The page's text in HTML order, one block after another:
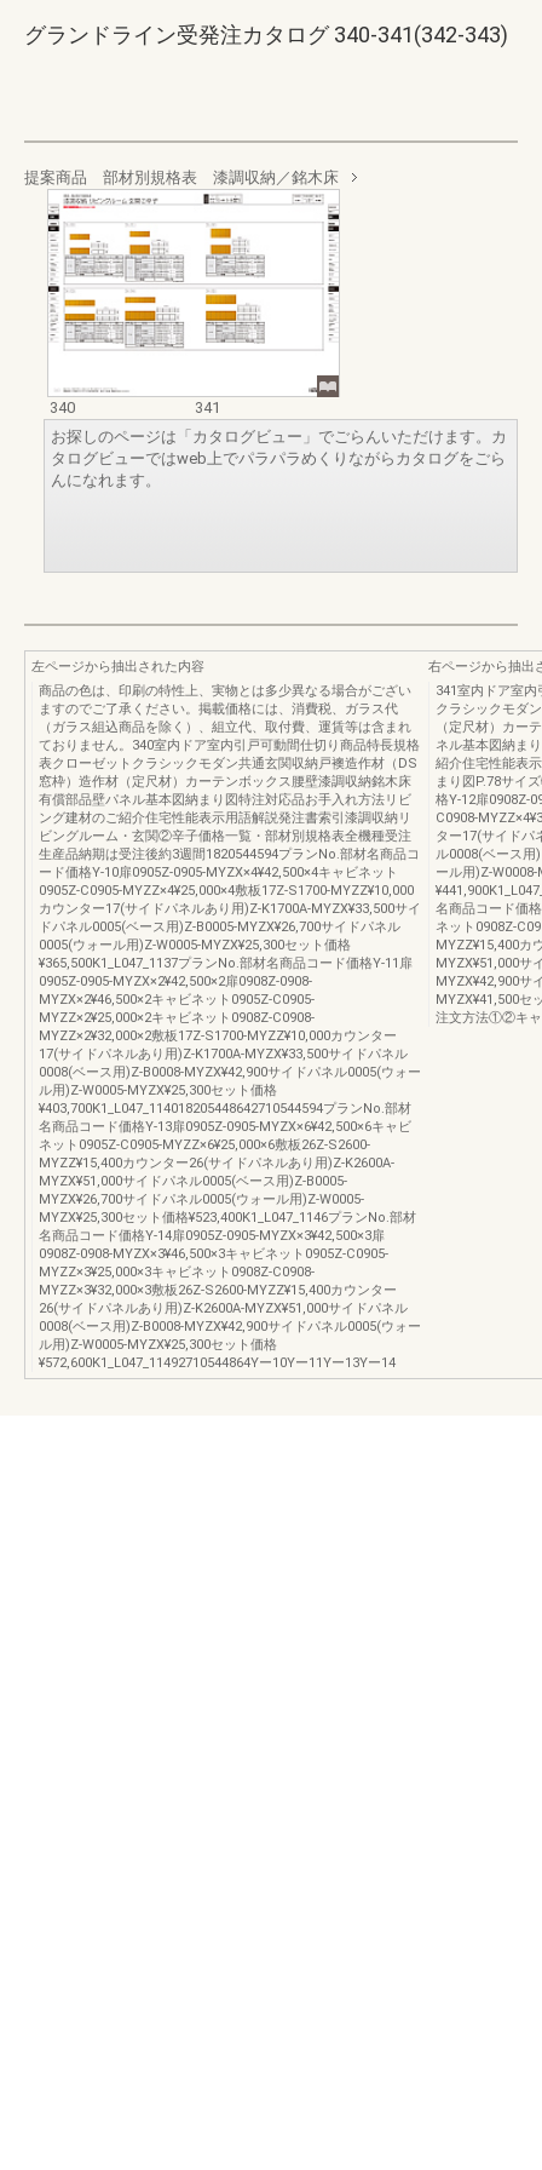
グランドライン受発注カタログ 340-341(342-343)
提案商品 部材別規格表 漆調収納／銘木床
340
341
お探しのページは「カタログビュー」でごらんいただけます。カ
タログビューではweb上でパラパラめくりながらカタログをごら
んになれます。
左ページから抽出された内容
商品の色は、印刷の特性上、実物とは多少異なる場合がござい
ますのでご了承ください。掲載価格には、消費税、ガラス代
（ガラス組込商品を除く）、組立代、取付費、運賃等は含まれ
ておりません。340室内ドア室内引戸可動間仕切り商品特長規格
表クローゼットクラシックモダン共通玄関収納戸襖造作材（DS
窓枠）造作材（定尺材）カーテンボックス腰壁漆調収納銘木床
有償部品壁パネル基本図納まり図特注対応品お手入れ方法リビ
ング建材のご紹介住宅性能表示用語解説発注書索引漆調収納リ
ビングルーム・玄関②辛子価格一覧・部材別規格表全機種受注
生産品納期は受注後約3週間1820544594プランNo.部材名商品コ
ード価格Y-10扉0905Z-0905-MYZX×4¥42,500×4キャビネット
0905Z-C0905-MYZZ×4¥25,000×4敷板17Z-S1700-MYZZ¥10,000
カウンター17(サイドパネルあり用)Z-K1700A-MYZX¥33,500サイ
ドパネル0005(ベース用)Z-B0005-MYZX¥26,700サイドパネル
0005(ウォール用)Z-W0005-MYZX¥25,300セット価格
¥365,500K1_L047_1137プランNo.部材名商品コード価格Y-11扉
0905Z-0905-MYZX×2¥42,500×2扉0908Z-0908-
MYZX×2¥46,500×2キャビネット0905Z-C0905-
MYZZ×2¥25,000×2キャビネット0908Z-C0908-
MYZZ×2¥32,000×2敷板17Z-S1700-MYZZ¥10,000カウンター
17(サイドパネルあり用)Z-K1700A-MYZX¥33,500サイドパネル
0008(ベース用)Z-B0008-MYZX¥42,900サイドパネル0005(ウォー
ル用)Z-W0005-MYZX¥25,300セット価格
¥403,700K1_L047_114018205448642710544594プランNo.部材
名商品コード価格Y-13扉0905Z-0905-MYZX×6¥42,500×6キャビ
ネット0905Z-C0905-MYZZ×6¥25,000×6敷板26Z-S2600-
MYZZ¥15,400カウンター26(サイドパネルあり用)Z-K2600A-
MYZX¥51,000サイドパネル0005(ベース用)Z-B0005-
MYZX¥26,700サイドパネル0005(ウォール用)Z-W0005-
MYZX¥25,300セット価格¥523,400K1_L047_1146プランNo.部材
名商品コード価格Y-14扉0905Z-0905-MYZX×3¥42,500×3扉
0908Z-0908-MYZX×3¥46,500×3キャビネット0905Z-C0905-
MYZZ×3¥25,000×3キャビネット0908Z-C0908-
MYZZ×3¥32,000×3敷板26Z-S2600-MYZZ¥15,400カウンター
26(サイドパネルあり用)Z-K2600A-MYZX¥51,000サイドパネル
0008(ベース用)Z-B0008-MYZX¥42,900サイドパネル0005(ウォー
ル用)Z-W0005-MYZX¥25,300セット価格
¥572,600K1_L047_11492710544864Yー10Yー11Yー13Yー14
右ページから抽出
341室内ドア室
クラシックモダ
（定尺材）カー
ネル基本図納ま
紹介住宅性能表
まり図P.78サイ
格Y-12扉0908Z-
C0908-
ター17(サイドパ
ル0008(ベース用
ール用)Z-
名商品コード価
ネット0908Z-
MYZZ¥15,400カ
MYZX¥51,000サ
MYZX¥42,900サ
MYZX¥41,500セ
注文方法①②キャ